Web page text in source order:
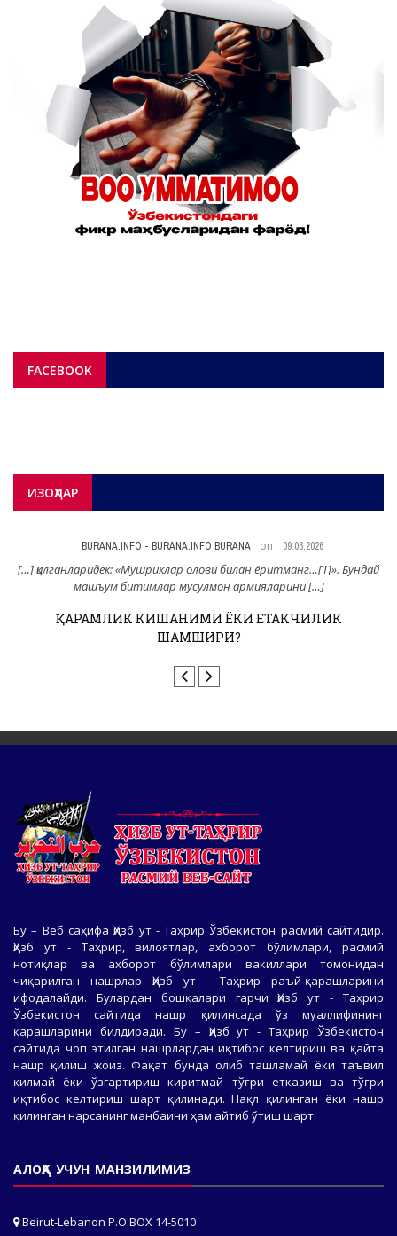
FACEBOOK
ИЗОҲЛАР
BURANA.INFO - BURANA.INFO BURANA on 09.06.2026
[…] қилганларидек: «Мушриклар олови билан ёритманг…[1]». Бундай
машъум битимлар мусулмон армияларини […]
ҚАРАМЛИК КИШАНИМИ ЁКИ ЕТАКЧИЛИК
ШАМШИРИ?
Бу – Веб саҳифа Ҳизб ут - Таҳрир Ўзбекистон расмий сайтидир.
Ҳизб ут - Таҳрир, вилоятлар, ахборот бўлимлари, расмий
нотиқлар ва ахборот бўлимлари вакиллари томонидан
чиқарилган нашрлар Ҳизб ут - Таҳрир раъй-қарашларини
ифодалайди. Булардан бошқалари гарчи Ҳизб ут - Таҳрир
Ўзбекистон сайтида нашр қилинсада ўз муаллифининг
қарашларини билдиради. Бу – Ҳизб ут - Таҳрир Ўзбекистон
сайтида чоп этилган нашрлардан иқтибос келтириш ва қайта
нашр қилиш жоиз. Фақат бунда олиб ташламай ёки таъвил
қилмай ёки ўзгартириш киритмай тўғри етказиш ва тўғри
иқтибос келтириш шарт қилинади. Нақл қилинган ёки нашр
қилинган нарсанинг манбаини ҳам айтиб ўтиш шарт.
АЛОҚА УЧУН МАНЗИЛИМИЗ
Beirut-Lebanon P.O.BOX 14-5010